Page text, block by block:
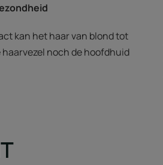
kan het haar van blond tot
noch de hoofdhuid